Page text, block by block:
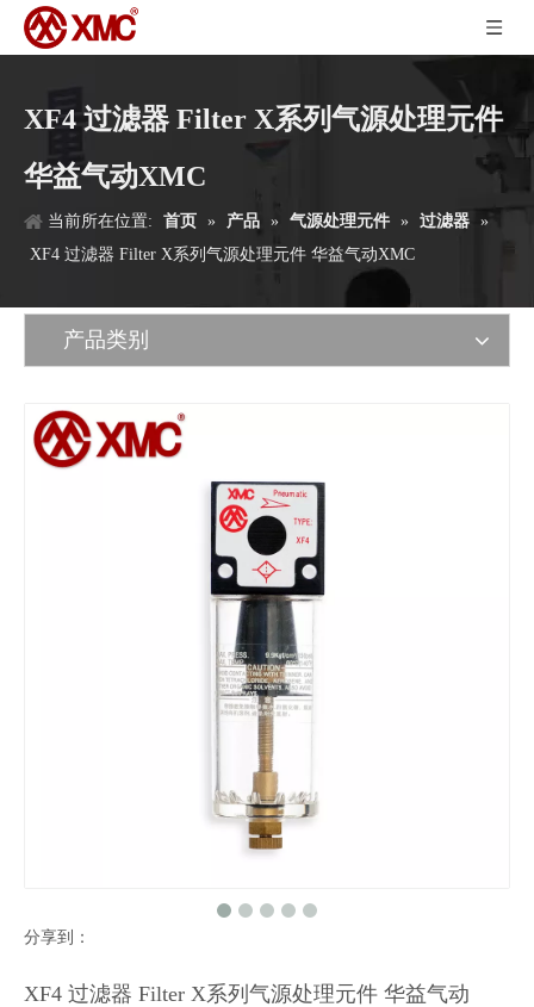
XF4 过滤器 Filter X系列气源处理元件
华益气动XMC
当前所在位置: 首页 » 产品 » 气源处理元件 » 过滤器 »
XF4 过滤器 Filter X系列气源处理元件 华益气动XMC
产品类别
分享到：
XF4 过滤器 Filter X系列气源处理元件 华益气动